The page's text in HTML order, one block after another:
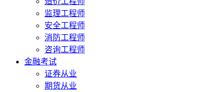
监理工程师
安全工程师
消防工程师
咨询工程师
金融考试
证券从业
期货从业